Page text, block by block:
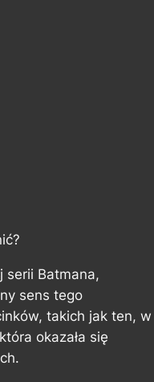
serii Batmana,
sens tego
takich jak ten, w
okazała się